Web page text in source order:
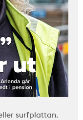
surfplattan.